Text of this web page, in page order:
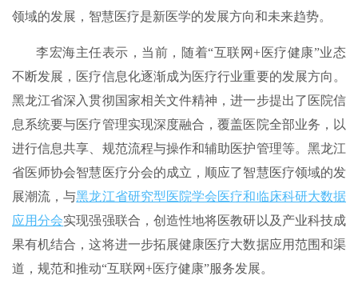
领域的发展，智慧医疗是新医学的发展方向和未来趋势。
李宏海主任表示，当前，随着“互联网+医疗健康”业态
不断发展，医疗信息化逐渐成为医疗行业重要的发展方向。
黑龙江省深入贯彻国家相关文件精神，进一步提出了医院信
息系统要与医疗管理实现深度融合，覆盖医院全部业务，以
进行信息共享、规范流程与操作和辅助医护管理等。黑龙江
省医师协会智慧医疗分会的成立，顺应了智慧医疗领域的发
展潮流，与黑龙江省研究型医院学会医疗和临床科研大数据
应用分会实现强强联合，创造性地将医教研以及产业科技成
果有机结合，这将进一步拓展健康医疗大数据应用范围和渠
道，规范和推动“互联网+医疗健康”服务发展。